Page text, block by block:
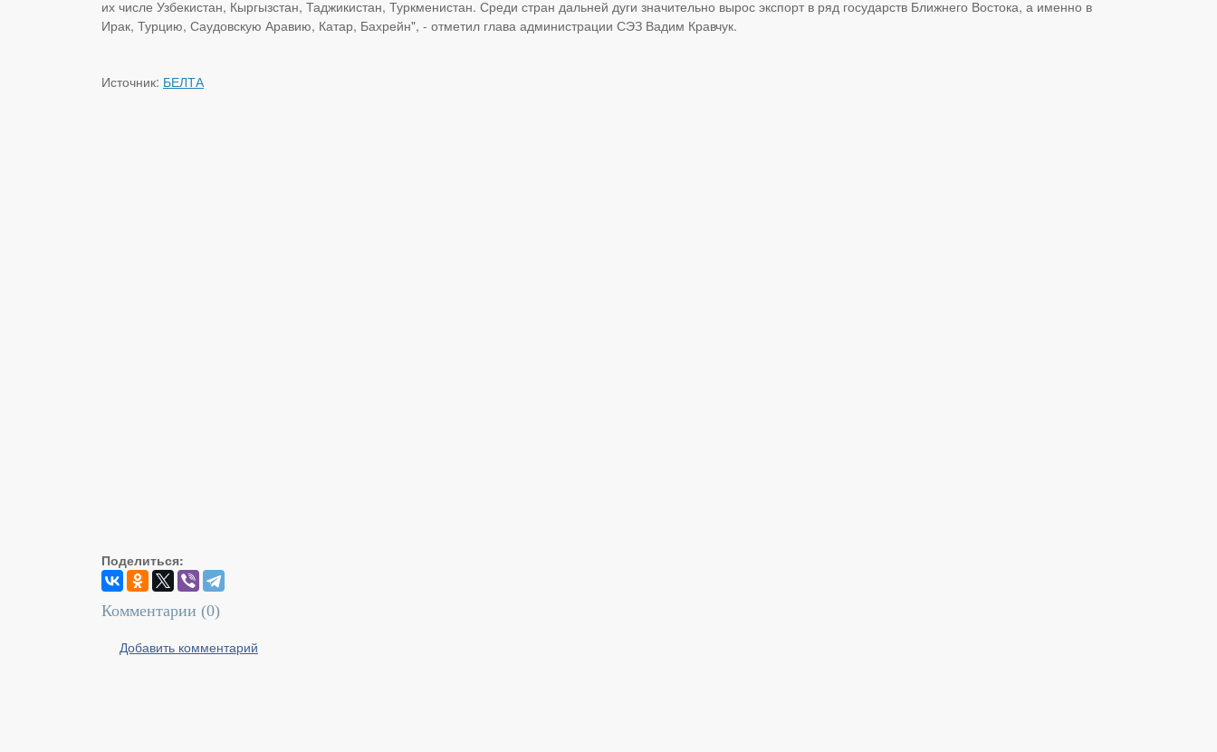
их числе Узбекистан, Кыргызстан, Таджикистан, Туркменистан. Среди стран дальней дуги значительно вырос экспорт в ряд государств Ближнего Востока, а именно в
Ирак, Турцию, Саудовскую Аравию, Катар, Бахрейн", - отметил глава администрации СЭЗ Вадим Кравчук.
Источник: БЕЛТА
Поделиться:
Комментарии (0)
Добавить комментарий